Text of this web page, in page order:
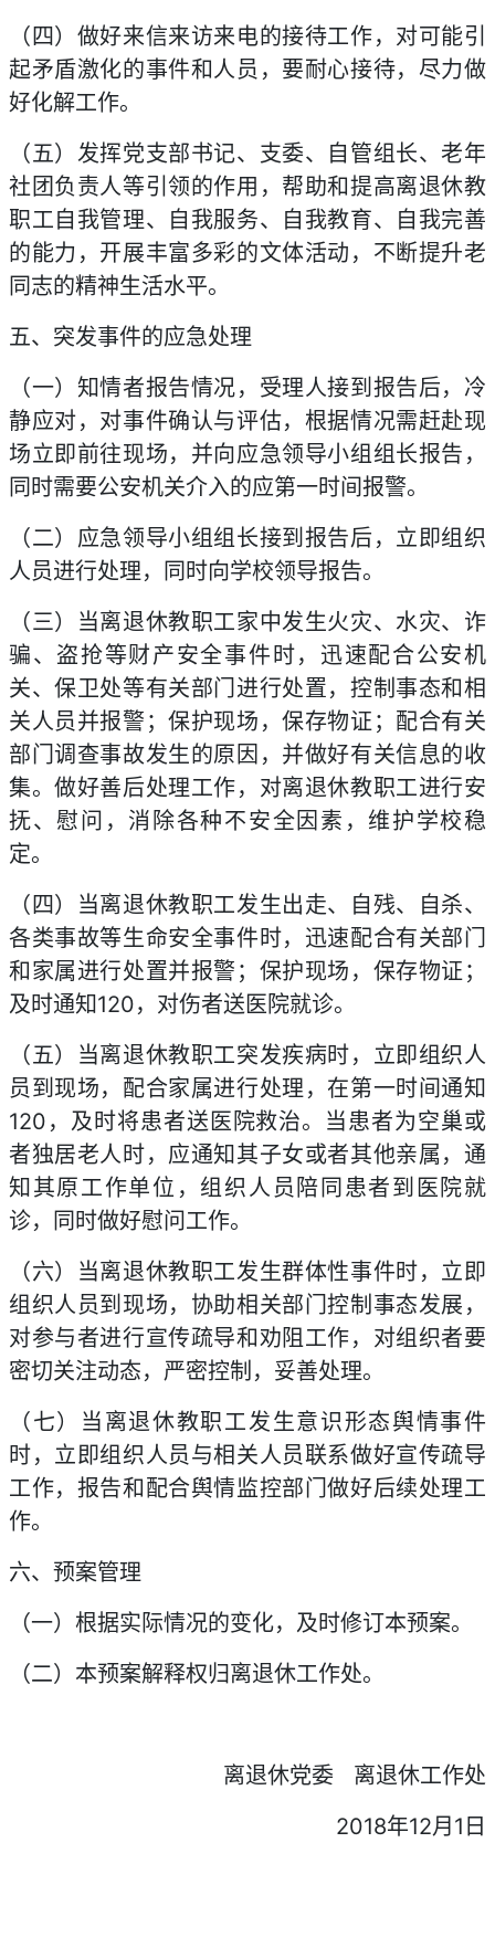
（四）做好来信来访来电的接待工作，对可能引
起矛盾激化的事件和人员，要耐心接待，尽力做
好化解工作。
（五）发挥党支部书记、支委、自管组长、老年
社团负责人等引领的作用，帮助和提高离退休教
职工自我管理、自我服务、自我教育、自我完善
的能力，开展丰富多彩的文体活动，不断提升老
同志的精神生活水平。
五、突发事件的应急处理
（一）知情者报告情况，受理人接到报告后，冷
静应对，对事件确认与评估，根据情况需赶赴现
场立即前往现场，并向应急领导小组组长报告，
同时需要公安机关介入的应第一时间报警。
（二）应急领导小组组长接到报告后，立即组织
人员进行处理，同时向学校领导报告。
（三）当离退休教职工家中发生火灾、水灾、诈
骗、盗抢等财产安全事件时，迅速配合公安机
关、保卫处等有关部门进行处置，控制事态和相
关人员并报警；保护现场，保存物证；配合有关
部门调查事故发生的原因，并做好有关信息的收
集。做好善后处理工作，对离退休教职工进行安
抚、慰问，消除各种不安全因素，维护学校稳
定。
（四）当离退休教职工发生出走、自残、自杀、
各类事故等生命安全事件时，迅速配合有关部门
和家属进行处置并报警；保护现场，保存物证；
及时通知120，对伤者送医院就诊。
（五）当离退休教职工突发疾病时，立即组织人
员到现场，配合家属进行处理，在第一时间通知
120，及时将患者送医院救治。当患者为空巢或
者独居老人时，应通知其子女或者其他亲属，通
知其原工作单位，组织人员陪同患者到医院就
诊，同时做好慰问工作。
（六）当离退休教职工发生群体性事件时，立即
组织人员到现场，协助相关部门控制事态发展，
对参与者进行宣传疏导和劝阻工作，对组织者要
密切关注动态，严密控制，妥善处理。
（七）当离退休教职工发生意识形态舆情事件
时，立即组织人员与相关人员联系做好宣传疏导
工作，报告和配合舆情监控部门做好后续处理工
作。
六、预案管理
（一）根据实际情况的变化，及时修订本预案。
（二）本预案解释权归离退休工作处。
离退休党委 离退休工作处
2018年12月1日